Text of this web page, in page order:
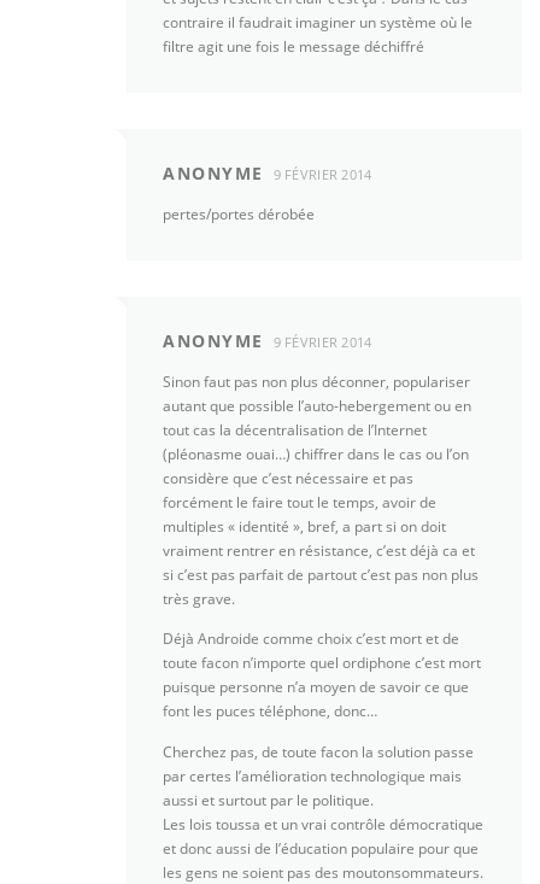
contraire il faudrait imaginer un système où le
filtre agit une fois le message déchiffré
ANONYME 9 FÉVRIER 2014
pertes/portes dérobée
ANONYME 9 FÉVRIER 2014
Sinon faut pas non plus déconner, populariser
autant que possible l’auto-hebergement ou en
tout cas la décentralisation de l’Internet
(pléonasme ouai…) chiffrer dans le cas ou l’on
considère que c’est nécessaire et pas
forcément le faire tout le temps, avoir de
multiples « identité », bref, a part si on doit
vraiment rentrer en résistance, c’est déjà ca et
si c’est pas parfait de partout c’est pas non plus
très grave.
Déjà Androide comme choix c’est mort et de
toute facon n’importe quel ordiphone c’est mort
puisque personne n’a moyen de savoir ce que
font les puces téléphone, donc…
Cherchez pas, de toute facon la solution passe
par certes l’amélioration technologique mais
aussi et surtout par le politique.
Les lois toussa et un vrai contrôle démocratique
et donc aussi de l’éducation populaire pour que
les gens ne soient pas des moutonsommateurs.